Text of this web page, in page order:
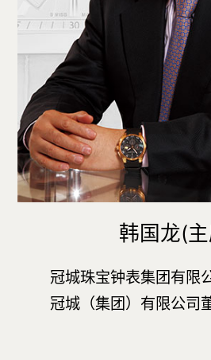
韩国龙(
冠城珠宝钟表集团有限
冠城（集团）有限公司